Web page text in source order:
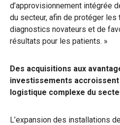
d’approvisionnement intégrée
du secteur, afin de protéger
diagnostics novateurs et de
résultats pour les patients. »
Des acquisitions aux
investissements
logistique complexe du
L’expansion des installations